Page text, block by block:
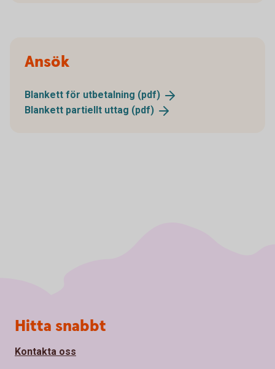
Ansök
Blankett för utbetalning (pdf)
Blankett partiellt uttag (pdf)
Sidfot
Hitta snabbt
Kontakta oss